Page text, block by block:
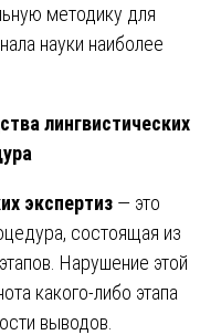
методику для
науки наиболее
лингвистических
экспертиз — это
состоящая из
Нарушение этой
какого-либо этапа
выводов.